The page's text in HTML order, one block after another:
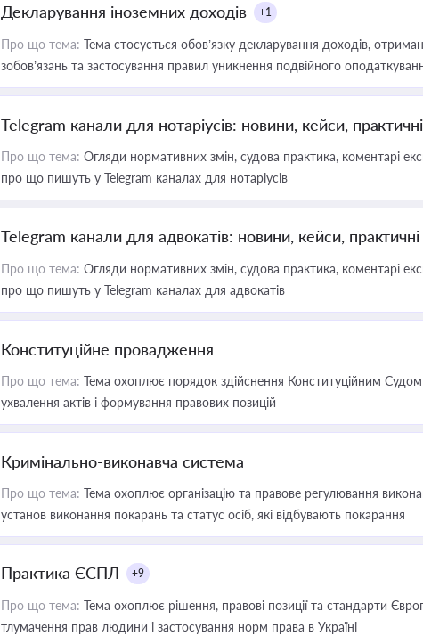
Декларування іноземних доходів +1
Про що тема: Тема стосується обов’язку декларування доходів,
зобов’язань та застосування правил уникнення подвійного
Telegram канали для нотаріусів: новини, кейси,
Про що тема: Огляди нормативних змін, судова практика, коментарі
про що пишуть у Telegram каналах для нотаріусів
Telegram канали для адвокатів: новини, кейси,
Про що тема: Огляди нормативних змін, судова практика, коментарі
про що пишуть у Telegram каналах для адвокатів
Конституційне провадження
Про що тема: Тема охоплює порядок здійснення Конституційним
ухвалення актів і формування правових позицій
Кримінально-виконавча система
Про що тема: Тема охоплює організацію та правове регулювання
установ виконання покарань та статус осіб, які відбувають покарання
Практика ЄСПЛ +9
Про що тема: Тема охоплює рішення, правові позиції та стандарти
тлумачення прав людини і застосування норм права в Україні